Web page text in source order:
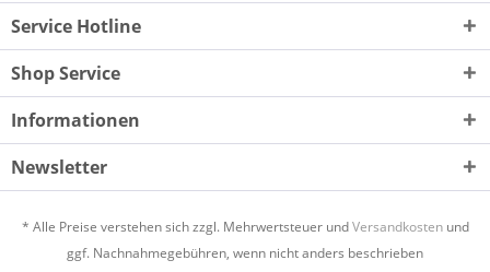
Service Hotline
Shop Service
Informationen
Newsletter
* Alle Preise verstehen sich zzgl. Mehrwertsteuer undVersandkostenund
ggf. Nachnahmegebühren, wenn nicht anders beschrieben